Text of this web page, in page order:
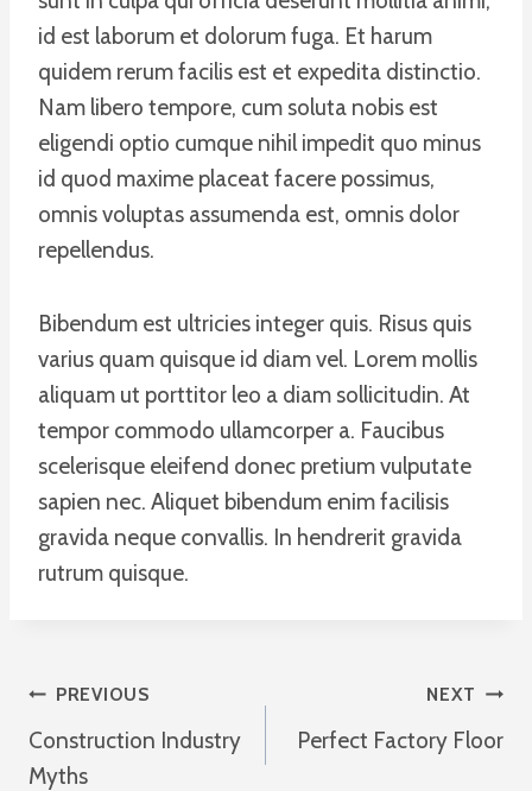
id est laborum et dolorum fuga. Et harum
quidem rerum facilis est et expedita distinctio.
Nam libero tempore, cum soluta nobis est
eligendi optio cumque nihil impedit quo minus
id quod maxime placeat facere possimus,
omnis voluptas assumenda est, omnis dolor
repellendus.
Bibendum est ultricies integer quis. Risus quis
varius quam quisque id diam vel. Lorem mollis
aliquam ut porttitor leo a diam sollicitudin. At
tempor commodo ullamcorper a. Faucibus
scelerisque eleifend donec pretium vulputate
sapien nec. Aliquet bibendum enim facilisis
gravida neque convallis. In hendrerit gravida
rutrum quisque.
Post
Navigation
PREVIOUS
Construction Industry
Myths
NEXT
Perfect Factory Floor